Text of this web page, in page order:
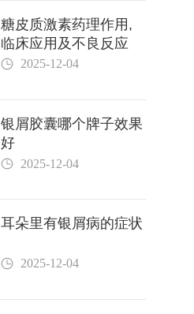
糖皮质激素药理作用,
临床应用及不良反应
2025-12-04
银屑胶囊哪个牌子效果
好
2025-12-04
耳朵里有银屑病的症状
2025-12-04